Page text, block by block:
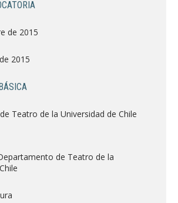
de 2015
2015
Teatro de la Universidad de Chile
de Teatro de la